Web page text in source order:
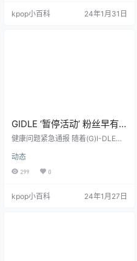
이쁘네 翻译：宋雨琦的半染发真的
kpop小百科 24年1月31日
GIDLE ‘暂停活动’ 粉丝早有
预感
健康问题紧急通报 随着(G)I-DLE即
《2》，团队却遭遇了不期而至的健
康危机。据所属公司通报，成员Min
疗，所有行程被迫暂停。此消息一
动态
299 0
kpop小百科 24年1月27日